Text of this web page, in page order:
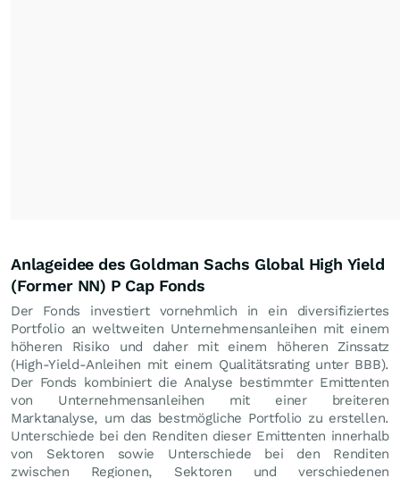
Anlageidee des Goldman Sachs Global High Yield
(Former NN) P Cap Fonds
Der Fonds investiert vornehmlich in ein diversifiziertes
Portfolio an weltweiten Unternehmensanleihen mit einem
höheren Risiko und daher mit einem höheren Zinssatz
(High-Yield-Anleihen mit einem Qualitätsrating unter BBB).
Der Fonds kombiniert die Analyse bestimmter Emittenten
von Unternehmensanleihen mit einer breiteren
Marktanalyse, um das bestmögliche Portfolio zu erstellen.
Unterschiede bei den Renditen dieser Emittenten innerhalb
von Sektoren sowie Unterschiede bei den Renditen
zwischen Regionen, Sektoren und verschiedenen